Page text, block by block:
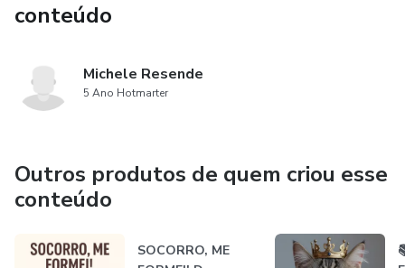
Esse curso nasceu disso: da dor, mas também da vontade
De mostrar caminhos mais humanos no atendimento,
formas de lidar com o luto dos tutores,
quem confia a nós a vida de um animal.
profissional.
conteúdo
Michele Resende
5 Ano Hotmarter
Outros produtos de quem criou esse
conteúdo
SOCORRO, ME